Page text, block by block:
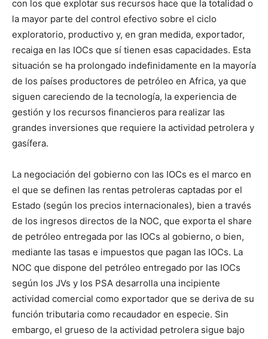
con los que explotar sus recursos hace que la totalidad o
la mayor parte del control efectivo sobre el ciclo
exploratorio, productivo y, en gran medida, exportador,
recaiga en las IOCs que sí tienen esas capacidades. Esta
situación se ha prolongado indefinidamente en la mayoría
de los países productores de petróleo en Africa, ya que
siguen careciendo de la tecnología, la experiencia de
gestión y los recursos financieros para realizar las
grandes inversiones que requiere la actividad petrolera y
gasífera.
La negociación del gobierno con las IOCs es el marco en
el que se definen las rentas petroleras captadas por el
Estado (según los precios internacionales), bien a través
de los ingresos directos de la NOC, que exporta el share
de petróleo entregada por las IOCs al gobierno, o bien,
mediante las tasas e impuestos que pagan las IOCs. La
NOC que dispone del petróleo entregado por las IOCs
según los JVs y los PSA desarrolla una incipiente
actividad comercial como exportador que se deriva de su
función tributaria como recaudador en especie. Sin
embargo, el grueso de la actividad petrolera sigue bajo